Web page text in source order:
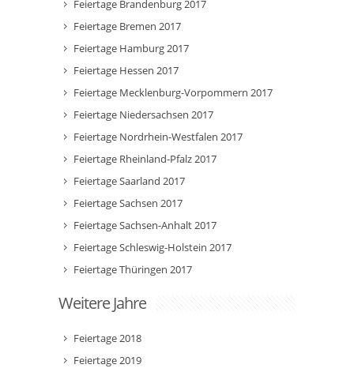
Feiertage Brandenburg 2017
Feiertage Bremen 2017
Feiertage Hamburg 2017
Feiertage Hessen 2017
Feiertage Mecklenburg-Vorpommern 2017
Feiertage Niedersachsen 2017
Feiertage Nordrhein-Westfalen 2017
Feiertage Rheinland-Pfalz 2017
Feiertage Saarland 2017
Feiertage Sachsen 2017
Feiertage Sachsen-Anhalt 2017
Feiertage Schleswig-Holstein 2017
Feiertage Thüringen 2017
Weitere Jahre
Feiertage 2018
Feiertage 2019